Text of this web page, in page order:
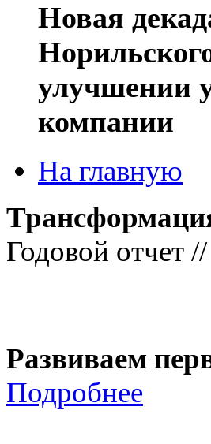
Новая
улучшении
компании
На главную
Годовой отчет
Развиваем
Подробнее